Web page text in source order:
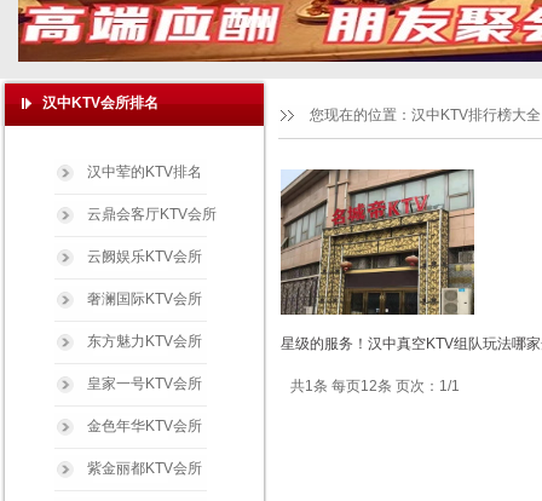
星级的服务！汉中真空KTV组队玩法哪
共1条 每页12条 页次：1/1
您现在的位置： 汉中KTV排行榜大全
汉中KTV会所排名
汉中荤的KTV排名
云鼎会客厅KTV会所
云阙娱乐KTV会所
奢澜国际KTV会所
东方魅力KTV会所
皇家一号KTV会所
金色年华KTV会所
紫金丽都KTV会所